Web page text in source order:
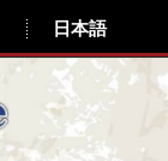
日本語